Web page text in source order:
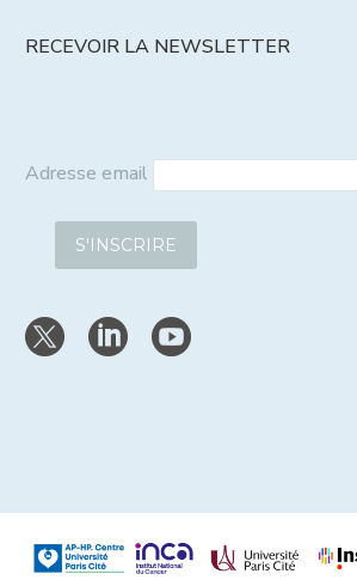
RECEVOIR LA NEWSLETTER
Adresse email